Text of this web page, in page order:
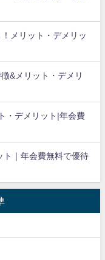
メリット・デメリッ
&メリット・デメリ
・デメリット|年会費
ト｜年会費無料で優待